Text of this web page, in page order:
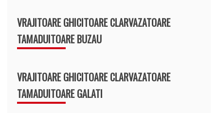
VRAJITOARE GHICITOARE CLARVAZATOARE
TAMADUITOARE BUZAU
VRAJITOARE GHICITOARE CLARVAZATOARE
TAMADUITOARE GALATI